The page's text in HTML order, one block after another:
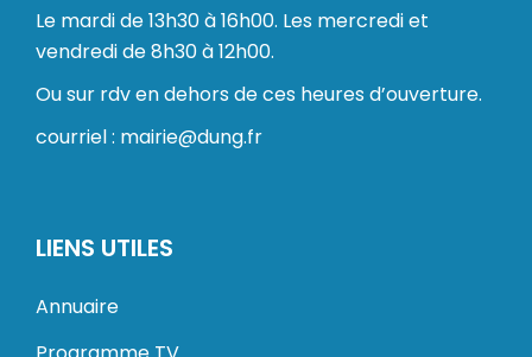
Le mardi de 13h30 à 16h00. Les mercredi et
vendredi de 8h30 à 12h00.
Ou sur rdv en dehors de ces heures d’ouverture.
courriel : mairie@dung.fr
LIENS UTILES
Annuaire